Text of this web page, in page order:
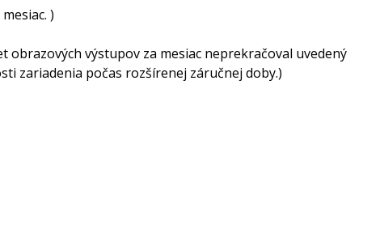
)
výstupov za mesiac neprekračoval uvedený
zariadenia počas rozšírenej záručnej doby.)